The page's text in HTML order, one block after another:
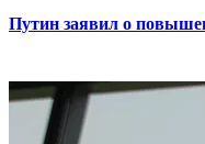
Путин заявил о